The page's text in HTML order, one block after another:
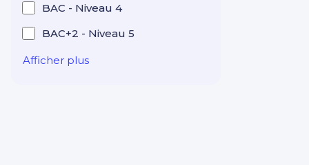
RSE
Santé Médico-social
BAC - Niveau 4
BAC+2 - Niveau 5
Afficher plus